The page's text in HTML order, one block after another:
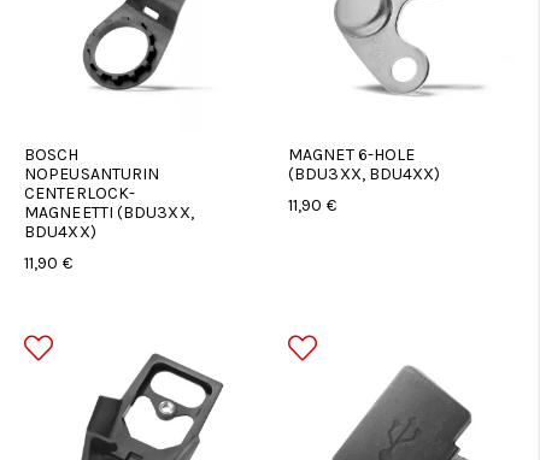
BOSCH
NOPEUSANTURIN
CENTERLOCK-
MAGNEETTI (BDU3XX,
BDU4XX)
11,90 €
MAGNET 6-HOLE
(BDU3XX, BDU4XX)
11,90 €